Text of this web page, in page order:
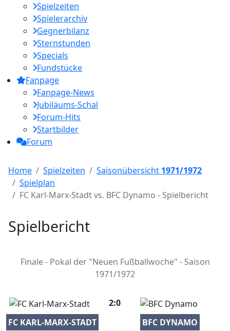
Spielzeiten
Spielerarchiv
Gegnerbilanz
Sternstunden
Specials
Fundstücke
Fanpage
Fanpage-News
Jubiläums-Schal
Forum-Hits
Startbilder
Forum
Home Spielzeiten Saisonübersicht 1971/1972
Spielplan
FC Karl-Marx-Stadt vs. BFC Dynamo - Spielbericht
Spielbericht
Finale - Pokal der "Neuen Fußballwoche" - Saison
1971/1972
FC KARL-MARX-STADT
2:0
BFC DYNAMO